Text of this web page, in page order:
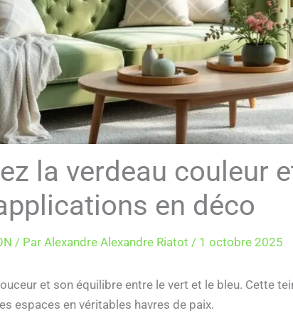
la verdeau couleur
en déco
/ Par Alexandre Alexandre Riatot / 1 octobre 2025
et son équilibre entre le vert et le bleu. Cette
espaces en véritables havres de paix.